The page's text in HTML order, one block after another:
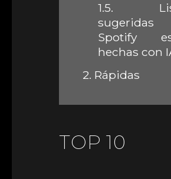
1.5.
Spotify
hechas con
2. Rápidas
TOP 10